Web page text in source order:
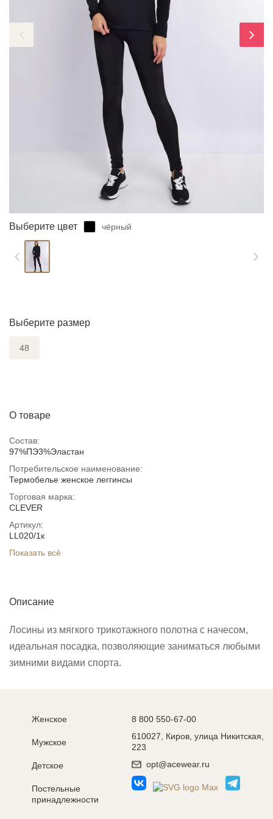
Выберите цвет чёрный
Выберите размер
48
О товаре
Состав:
97%ПЭ3%Эластан
Потребительское наименование:
Термобелье женское леггинсы
Торговая марка:
CLEVER
Артикул:
LL020/1к
Показать всё
Описание
Лосины из мягкого трикотажного полотна с начесом,
идеальная посадка, позволяющие заниматься любыми
зимними видами спорта.
Женское
Мужское
Детское
Постельные
принадлежности
8 800 550-67-00
610027, Киров, улица Никитская,
223
opt@acewear.ru